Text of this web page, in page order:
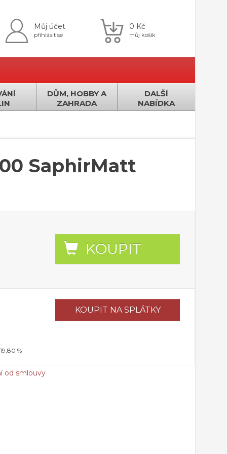
Můj účet
přihlásit se
0 Kč
můj košík
DŮM, HOBBY A
ZAHRADA
DALŠÍ
NABÍDKA
SaphirMatt
KOUPIT
KOUPIT NA SPLÁTKY
%
od smlouvy